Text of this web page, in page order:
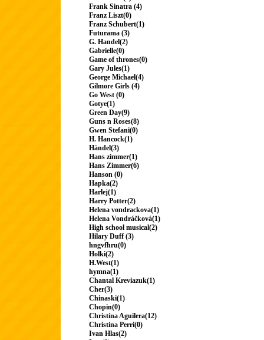
Frank Sinatra (4)
Franz Liszt(0)
Franz Schubert(1)
Futurama (3)
G. Handel(2)
Gabrielle(0)
Game of thrones(0)
Gary Jules(1)
George Michael(4)
Gilmore Girls (4)
Go West (0)
Gotye(1)
Green Day(9)
Guns n Roses(8)
Gwen Stefani(0)
H. Hancock(1)
Händel(3)
Hans zimmer(1)
Hans Zimmer(6)
Hanson (0)
Hapka(2)
Harlej(1)
Harry Potter(2)
Helena vondrackova(1)
Helena Vondráčková(1)
High school musical(2)
Hilary Duff (3)
hngvfhru(0)
Holki(2)
H.West(1)
hymna(1)
Chantal Kreviazuk(1)
Cher(3)
Chinaski(1)
Chopin(0)
Christina Aguilera(12)
Christina Perri(0)
Ivan Hlas(2)